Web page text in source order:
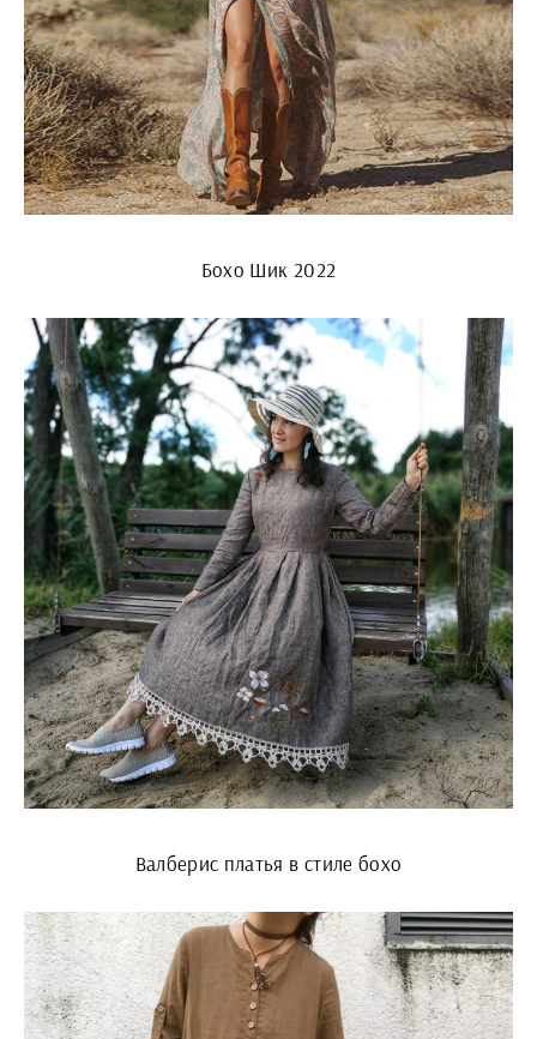
Бохо Шик 2022
Валберис платья в стиле бохо